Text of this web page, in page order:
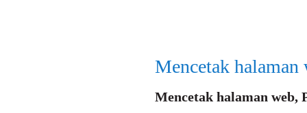
Mencetak
Mencetak halaman web,